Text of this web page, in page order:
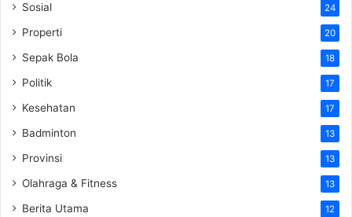
Sosial 24
Properti 20
Sepak Bola 18
Politik 17
Kesehatan 17
Badminton 13
Provinsi 13
Olahraga & Fitness 13
Berita Utama 12